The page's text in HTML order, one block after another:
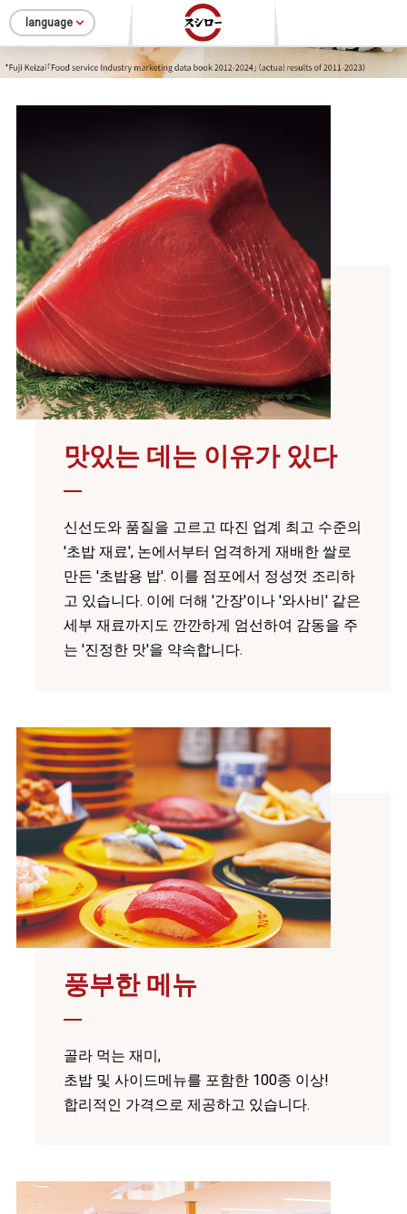
language
맛있는 데는 이유가 있다
신선도와 품질을 고르고 따진 업계 최고 수준의
'초밥 재료', 논에서부터 엄격하게 재배한 쌀로
만든 '초밥용 밥'. 이를 점포에서 정성껏 조리하
고 있습니다. 이에 더해 '간장'이나 '와사비' 같은
세부 재료까지도 깐깐하게 엄선하여 감동을 주
는 '진정한 맛'을 약속합니다.
풍부한 메뉴
골라 먹는 재미,
초밥 및 사이드메뉴를 포함한 100종 이상!
합리적인 가격으로 제공하고 있습니다.